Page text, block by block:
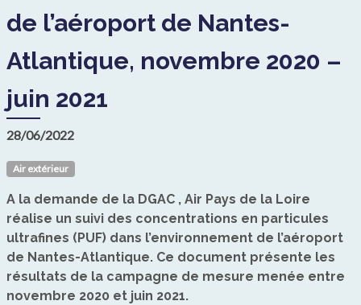
de l’aéroport de Nantes-
Atlantique, novembre 2020 –
juin 2021
28/06/2022
Air extérieur
A la demande de la DGAC , Air Pays de la Loire
réalise un suivi des concentrations en particules
ultrafines (PUF) dans l’environnement de l’aéroport
de Nantes-Atlantique. Ce document présente les
résultats de la campagne de mesure menée entre
novembre 2020 et juin 2021.